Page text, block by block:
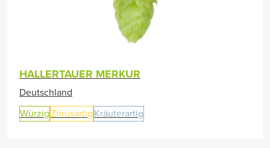
HALLERTAUER MERKUR
Deutschland
WürzigZitrusartig Kräuterartig